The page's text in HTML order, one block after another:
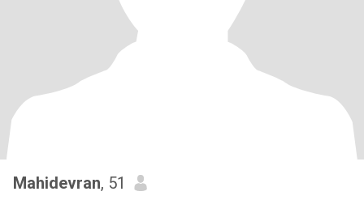
Mahidevran, 51